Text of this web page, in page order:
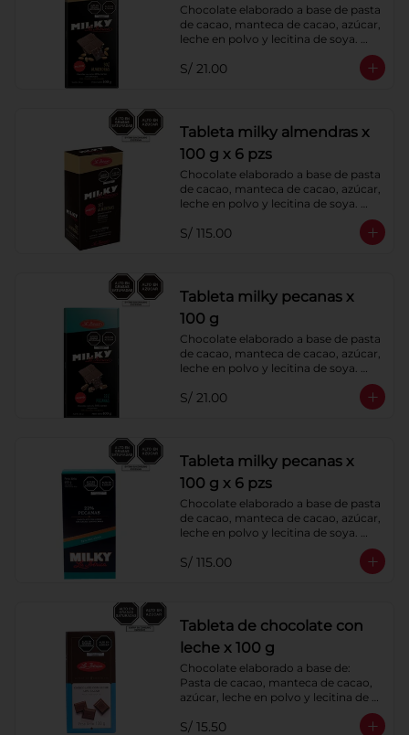
Chocolate elaborado a base de pasta
de cacao, manteca de cacao, azúcar,
leche en polvo y lecitina de soya.
Agregado: Almendras. Porcentaje de
Cacao: 40%
S/ 21.00
Tableta milky almendras x
100 g x 6 pzs
Chocolate elaborado a base de pasta
de cacao, manteca de cacao, azúcar,
leche en polvo y lecitina de soya.
Agregado: Almendras. Porcentaje de
Cacao: 40%
S/ 115.00
Tableta milky pecanas x
100 g
Chocolate elaborado a base de pasta
de cacao, manteca de cacao, azúcar,
leche en polvo y lecitina de soya.
Agregado: Pecanas. Porcentaje de
Cacao: 40%
S/ 21.00
Tableta milky pecanas x
100 g x 6 pzs
Chocolate elaborado a base de pasta
de cacao, manteca de cacao, azúcar,
leche en polvo y lecitina de soya.
Agregado: Pecanas. Porcentaje de
Cacao: 40%
S/ 115.00
Tableta de chocolate con
leche x 100 g
Chocolate elaborado a base de:
Pasta de cacao, manteca de cacao,
azúcar, leche en polvo y lecitina de
S/ 15.50